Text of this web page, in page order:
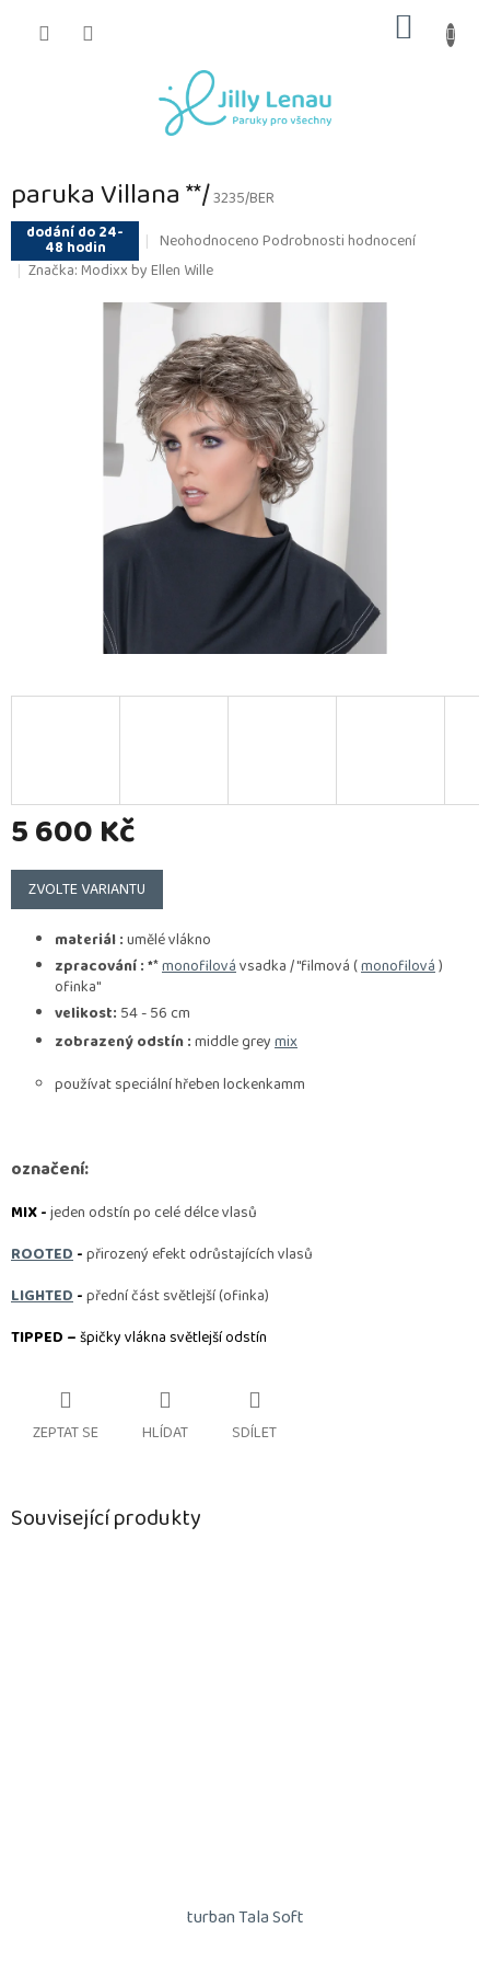
KOŠÍK
paruka Villana **/3235/BER
dodání do 24-
48 hodin
Průměrné
hodnocení
produktu
je
0,0
5
hvězdiček.
NeohodnocenoPodrobnosti hodnocení
Značka: Modixx by Ellen Wille
5 600 Kč
Měrná
cena:
ZVOLTE VARIANTU
materiál :umělé vlákno
zpracování :**monofilovávsadka / "filmová (monofilová)
ofinka"
velikost: 54 - 56 cm
zobrazený odstín :middle greymix
používat speciální hřeben lockenkamm
označení:
MIX -jeden odstín po celé délce vlasů
ROOTED-přirozený efekt odrůstajících vlasů
LIGHTED-přední část světlejší (ofinka)
TIPPED –špičky vlákna světlejší odstín
ZEPTAT SE HLÍDAT SDÍLET
Související produkty
turban Tala Soft